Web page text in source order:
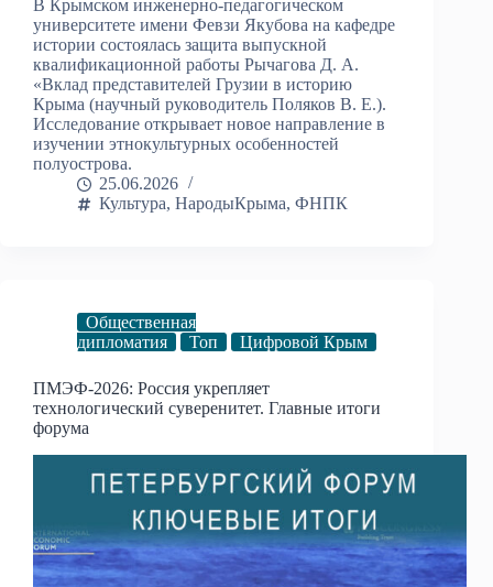
В Крымском инженерно‑педагогическом
университете имени Февзи Якубова на кафедре
истории состоялась защита выпускной
квалификационной работы Рычагова Д. А.
«Вклад представителей Грузии в историю
Крыма (научный руководитель Поляков В. Е.).
Исследование открывает новое направление в
изучении этнокультурных особенностей
полуострова.
25.06.2026
Культура, НародыКрыма, ФНПК
Общественная
дипломатия
Топ Цифровой Крым
ПМЭФ-2026: Россия укрепляет
технологический суверенитет. Главные итоги
форума